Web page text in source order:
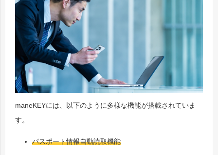
maneKEYには、以下のように多様な機能が搭載されていま
す。
パスポート情報自動読取機能